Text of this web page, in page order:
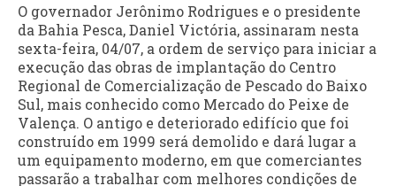
O governador Jerônimo Rodrigues e o presidente
da Bahia Pesca, Daniel Victória, assinaram nesta
sexta-feira, 04/07, a ordem de serviço para iniciar a
execução das obras de implantação do Centro
Regional de Comercialização de Pescado do Baixo
Sul, mais conhecido como Mercado do Peixe de
Valença. O antigo e deteriorado edifício que foi
construído em 1999 será demolido e dará lugar a
um equipamento moderno, em que comerciantes
passarão a trabalhar com melhores condições de